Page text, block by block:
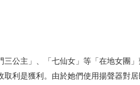
公主」、「七仙女」等「在地女團
利是獲利。由於她們使用揚聲器對